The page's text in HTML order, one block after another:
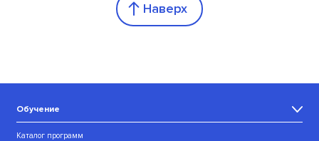
Наверх
Обучение
Каталог программ